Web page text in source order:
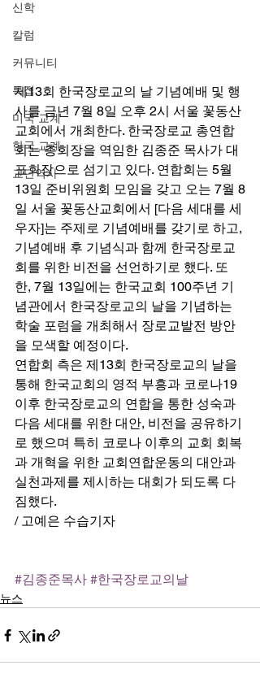
신학
칼럼
커뮤니티
특집
미국 교계
한국 교계
교단역사
제13회 한국장로교의 날 기념예배 및 행
사를 금년 7월 8일 오후 2시 서울 꽃동산
교회에서 개최한다. 한국장로교 총연합
회는 총회장을 역임한 김종준 목사가 대
표회장으로 섬기고 있다. 연합회는 5월
13일 준비위원회 모임을 갖고 오는 7월 8
일 서울 꽃동산교회에서 [다음 세대를 세
우자]는 주제로 기념예배를 갖기로 하고,
기념예배 후 기념식과 함께 한국장로교
회를 위한 비전을 선언하기로 했다. 또
한, 7월 13일에는 한국교회 100주년 기
념관에서 한국장로교의 날을 기념하는
학술 포럼을 개최해서 장로교발전 방안
을 모색할 예정이다.
연합회 측은 제13회 한국장로교의 날을
통해 한국교회의 영적 부흥과 코로나19
이후 한국장로교의 연합을 통한 성숙과
다음 세대를 위한 대안, 비전을 공유하기
로 했으며 특히 코로나 이후의 교회 회복
과 개혁을 위한 교회연합운동의 대안과
실천과제를 제시하는 대회가 되도록 다
짐했다.
/ 고예은 수습기자
#김종준목사 #한국장로교의날
뉴스